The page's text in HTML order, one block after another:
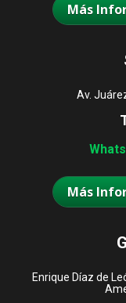
Más
Av.
Más
Enrique Díaz de